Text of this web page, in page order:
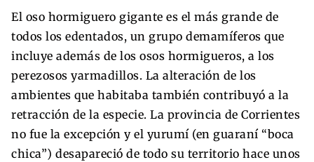
El oso hormiguero gigante es el más grande de
todos los edentados, un grupo demamíferos que
incluye además de los osos hormigueros, a los
perezosos yarmadillos. La alteración de los
ambientes que habitaba también contribuyó a la
retracción de la especie. La provincia de Corrientes
no fue la excepción y el yurumí (en guaraní “boca
chica”) desapareció de todo su territorio hace unos